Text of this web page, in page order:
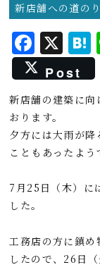
新店舗への道のり
F
a
c
e
b
o
o
k
X
t
Post
新店舗の建築に
おります。
夕方には大雨が降
こともあったよう
7月25日（木）に
した。
工務店の方に鎮
したので、26日